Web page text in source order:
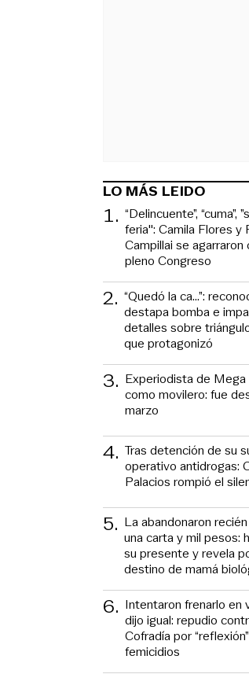
LO MÁS LEIDO
1. “Delincuente”, “cuma”,
feria": Camila Flores y
Campillai se
pleno Congreso
2. “Quedó la ca...”:
destapa bomba e
detalles sobre
que protagonizó
3. Experiodista de Mega
como movilero: fue
marzo
4. Tras detención de su
operativo antidrogas:
Palacios rompió el
5. La abandonaron
una carta y mil pesos:
su presente y revela
destino de mamá
6. Intentaron frenarlo en
dijo igual: repudio
Cofradía por
femicidios